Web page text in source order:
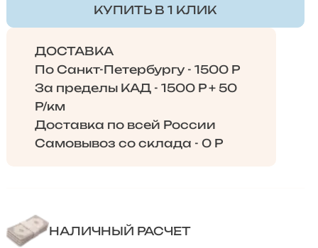
КУПИТЬ В 1 КЛИК
ДОСТАВКА
По Санкт-Петербургу - 1500 Р
За пределы КАД - 1500 Р + 50
Р/км
Доставка по всей России
Самовывоз со склада - 0 Р
НАЛИЧНЫЙ РАСЧЕТ